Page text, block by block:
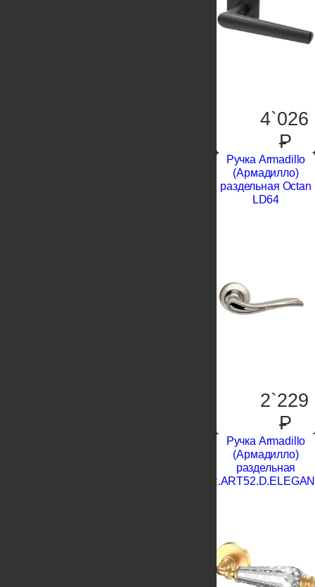
4`026
P
Ручка Armadillo
(Армадилло)
раздельная Octan
LD64
2`229
P
Ручка Armadillo
(Армадилло)
раздельная